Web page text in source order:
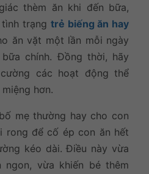
thèm ăn khi đến bữa,
trạng trẻ biếng ăn hay
ăn vặt một lần mỗi ngày
chính. Đồng thời, hãy
các hoạt động thể
hơn.
mẹ thường hay cho con
rong để cố ép con ăn hết
kéo dài. Điều này vừa
vừa khiến bé thêm